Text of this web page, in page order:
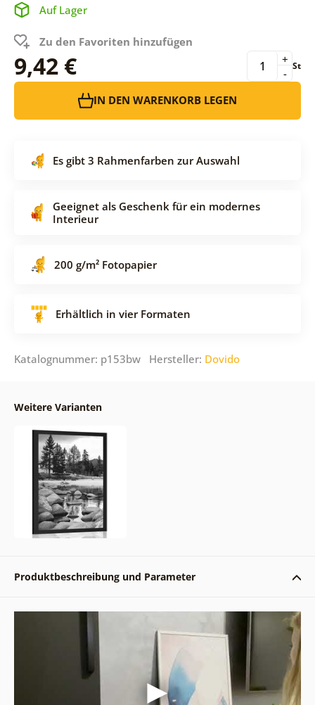
Auf Lager
Zu den Favoriten hinzufügen
9,42 € -
+ St
IN DEN WARENKORB LEGEN
Es gibt 3 Rahmenfarben zur Auswahl
Geeignet als Geschenk für ein modernes
Interieur
200 g/m² Fotopapier
Erhältlich in vier Formaten
Katalognummer: p153bw Hersteller: Dovido
Weitere Varianten
Produktbeschreibung und Parameter